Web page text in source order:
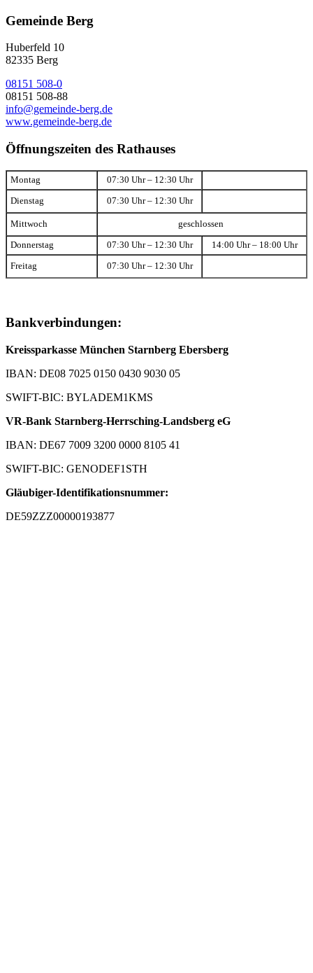
Gemeinde Berg
Huberfeld 10
82335 Berg
08151 508-0
08151 508-88
info@gemeinde-berg.de
www.gemeinde-berg.de
Öffnungszeiten des Rathauses
Montag 07:30 Uhr – 12:30 Uhr
Dienstag 07:30 Uhr – 12:30 Uhr
Mittwoch geschlossen
Donnerstag 07:30 Uhr – 12:30 Uhr 14:00 Uhr – 18:00 Uhr
Freitag 07:30 Uhr – 12:30 Uhr
Bankverbindungen:
Kreissparkasse München Starnberg Ebersberg
IBAN: DE08 7025 0150 0430 9030 05
SWIFT-BIC: BYLADEM1KMS
VR-Bank Starnberg-Herrsching-Landsberg eG
IBAN: DE67 7009 3200 0000 8105 41
SWIFT-BIC: GENODEF1STH
Gläubiger-Identifikationsnummer:
DE59ZZZ00000193877